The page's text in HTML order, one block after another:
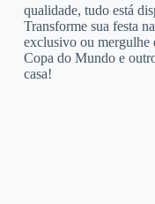
qualidade, tudo está
Transforme sua festa
exclusivo ou mergulhe
Copa do Mundo e
casa!